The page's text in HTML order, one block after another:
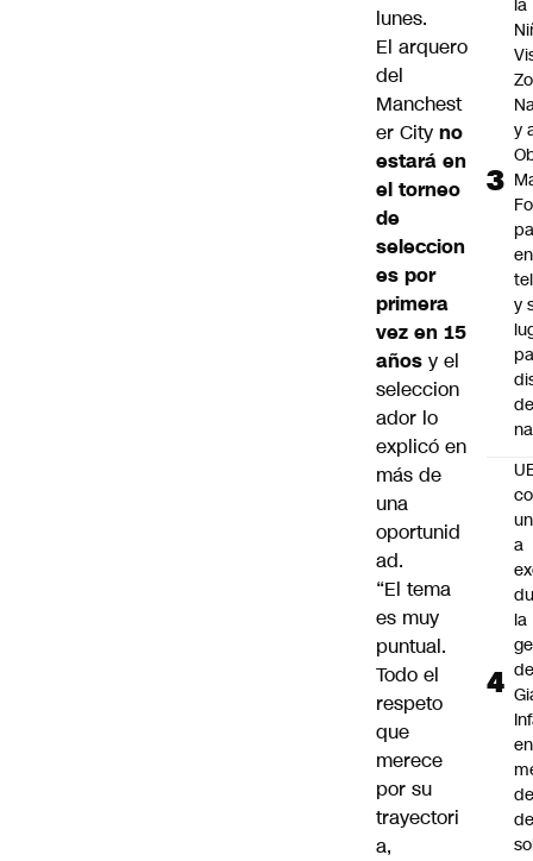
lunes.
El arquero
del
Manchest
er City no
estará en
el torneo
de
seleccion
es por
primera
vez en 15
años y el
seleccion
ador lo
explicó en
más de
una
oportunid
ad.
“El tema
es muy
puntual.
Todo el
respeto
que
merece
por su
trayectori
a,
la
y
en
y
a
la
de
en
de